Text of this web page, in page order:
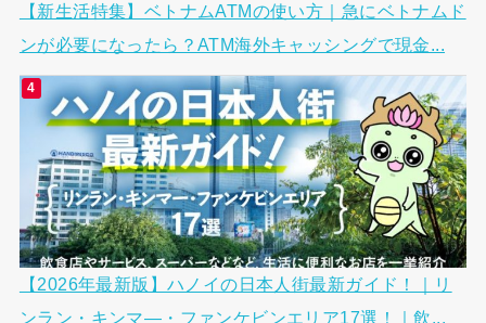
【新生活特集】ベトナムATMの使い方｜急にベトナムド
ンが必要になったら？ATM海外キャッシングで現金...
【2026年最新版】ハノイの日本人街最新ガイド！｜リ
ンラン・キンマ―・ファンケビンエリア17選！｜飲...